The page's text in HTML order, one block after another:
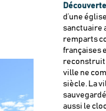
d’une
sanctuaire
remparts
françaises
reconstruit
ville ne
siècle. La
aussi le